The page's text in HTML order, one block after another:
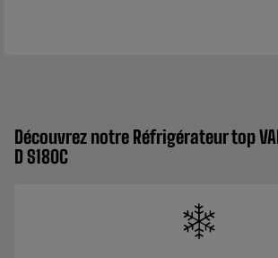
Découvrez notre Réfrigérateur top
D S180C